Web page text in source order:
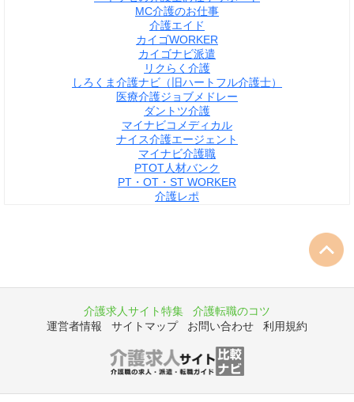
MC介護のお仕事
介護エイド
カイゴWORKER
カイゴナビ派遣
リクらく介護
しろくま介護ナビ（旧ハートフル介護士）
医療介護ジョブメドレー
ダントツ介護
マイナビコメディカル
ナイス介護エージェント
マイナビ介護職
PTOT人材バンク
PT・OT・ST WORKER
介護レポ
介護求人サイト特集
介護転職のコツ
運営者情報
サイトマップ お問い合わせ 利用規約